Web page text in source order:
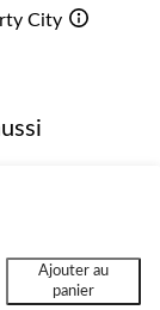
City
Ajouter au
panier